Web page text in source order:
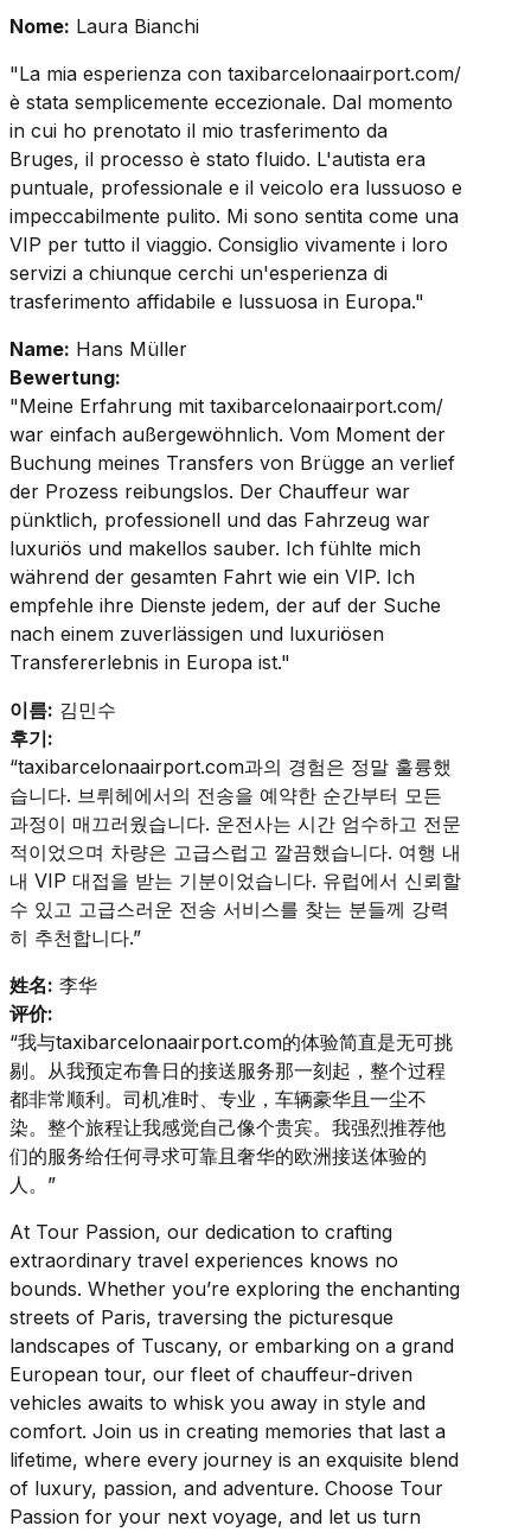
Nome: Laura Bianchi
"La mia esperienza con taxibarcelonaairport.com/
è stata semplicemente eccezionale. Dal momento
in cui ho prenotato il mio trasferimento da
Bruges, il processo è stato fluido. L'autista era
puntuale, professionale e il veicolo era lussuoso e
impeccabilmente pulito. Mi sono sentita come una
VIP per tutto il viaggio. Consiglio vivamente i loro
servizi a chiunque cerchi un'esperienza di
trasferimento affidabile e lussuosa in Europa."
Name: Hans Müller
Bewertung:
"Meine Erfahrung mit taxibarcelonaairport.com/
war einfach außergewöhnlich. Vom Moment der
Buchung meines Transfers von Brügge an verlief
der Prozess reibungslos. Der Chauffeur war
pünktlich, professionell und das Fahrzeug war
luxuriös und makellos sauber. Ich fühlte mich
während der gesamten Fahrt wie ein VIP. Ich
empfehle ihre Dienste jedem, der auf der Suche
nach einem zuverlässigen und luxuriösen
Transfererlebnis in Europa ist."
이름: 김민수
후기:
“taxibarcelonaairport.com과의 경험은 정말 훌륭했
습니다. 브뤼헤에서의 전송을 예약한 순간부터 모든
과정이 매끄러웠습니다. 운전사는 시간 엄수하고 전문
적이었으며 차량은 고급스럽고 깔끔했습니다. 여행 내
내 VIP 대접을 받는 기분이었습니다. 유럽에서 신뢰할
수 있고 고급스러운 전송 서비스를 찾는 분들께 강력
히 추천합니다.”
姓名: 李华
评价:
“我与taxibarcelonaairport.com的体验简直是无可挑
剔。从我预定布鲁日的接送服务那一刻起，整个过程
都非常顺利。司机准时、专业，车辆豪华且一尘不
染。整个旅程让我感觉自己像个贵宾。我强烈推荐他
们的服务给任何寻求可靠且奢华的欧洲接送体验的
人。”
At Tour Passion, our dedication to crafting
extraordinary travel experiences knows no
bounds. Whether you’re exploring the enchanting
streets of Paris, traversing the picturesque
landscapes of Tuscany, or embarking on a grand
European tour, our fleet of chauffeur-driven
vehicles awaits to whisk you away in style and
comfort. Join us in creating memories that last a
lifetime, where every journey is an exquisite blend
of luxury, passion, and adventure. Choose Tour
Passion for your next voyage, and let us turn